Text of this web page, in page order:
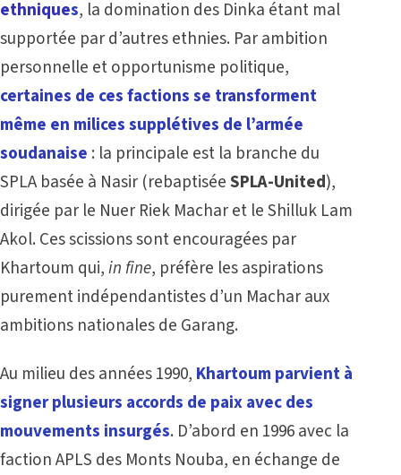
ethniques, la domination des Dinka étant mal
supportée par d’autres ethnies. Par ambition
personnelle et opportunisme politique,
certaines de ces factions se transforment
même en milices supplétives de l’armée
soudanaise : la principale est la branche du
SPLA basée à Nasir (rebaptiséeSPLA-United),
dirigée par le Nuer Riek Machar et le Shilluk Lam
Akol. Ces scissions sont encouragées par
Khartoum qui,in fine, préfère les aspirations
purement indépendantistes d’un Machar aux
ambitions nationales de Garang.
Au milieu des années 1990, Khartoum parvient à
signer plusieurs accords de paix avec des
mouvements insurgés. D’abord en 1996 avec la
faction APLS des Monts Nouba, en échange de